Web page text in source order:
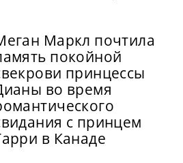
Маркл почтила
покойной
принцессы
во время
с принцем
в Канаде